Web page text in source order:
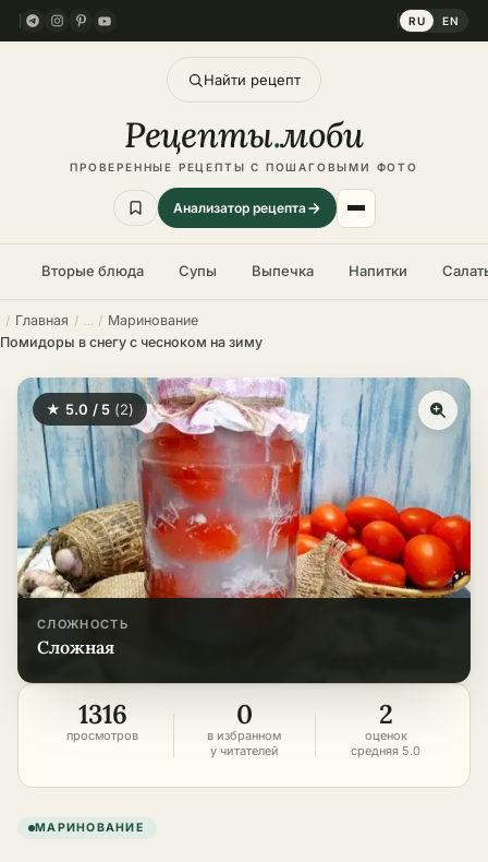
RU EN
Найти рецепт
Рецепты.моби
ПРОВЕРЕННЫЕ РЕЦЕПТЫ С ПОШАГОВЫМИ ФОТО
Анализатор рецепта
Вторые блюда Супы Выпечка Напитки
Главная
Маринование
Помидоры в снегу с чесноком на зиму
★ 5.0 / 5 (2)
СЛОЖНОСТЬ
сложная
1316
просмотров
0
в избранном
у читателей
2
оценок
средняя 5.0
МАРИНОВАНИЕ